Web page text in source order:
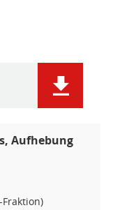
Aufhebung